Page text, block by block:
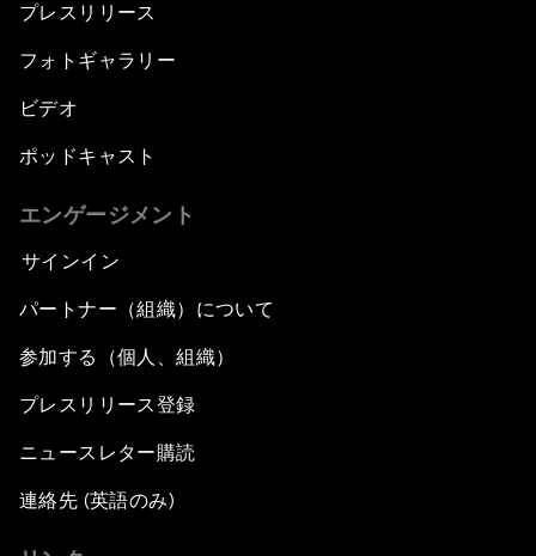
プレスリリース
フォトギャラリー
ビデオ
ポッドキャスト
エンゲージメント
サインイン
パートナー（組織）について
参加する（個人、組織）
プレスリリース登録
ニュースレター購読
連絡先 (英語のみ)